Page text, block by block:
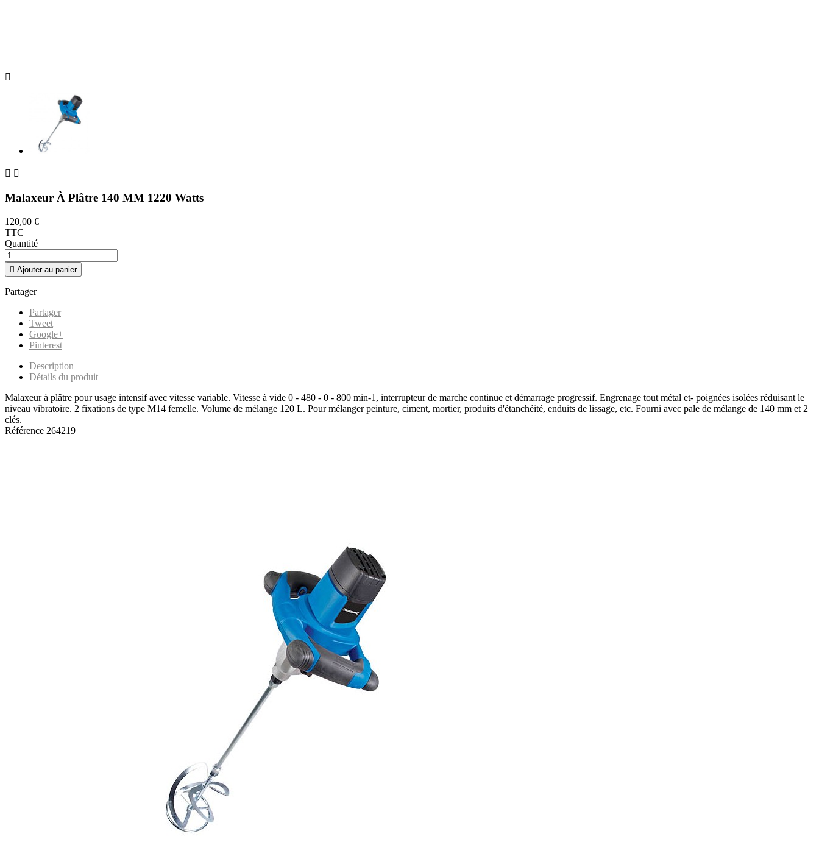

 
Malaxeur À Plâtre 140 MM 1220 Watts
120,00 €
TTC
Quantité
 Ajouter au panier
Partager
Partager
Tweet
Google+
Pinterest
Description
Détails du produit
Malaxeur à plâtre pour usage intensif avec vitesse variable. Vitesse à vide 0 - 480 - 0 - 800 min-1, interrupteur de marche continue et démarrage progressif. Engrenage tout métal et- poignées isolées réduisant le
niveau vibratoire. 2 fixations de type M14 femelle. Volume de mélange 120 L. Pour mélanger peinture, ciment, mortier, produits d'étanchéité, enduits de lissage, etc. Fourni avec pale de mélange de 140 mm et 2
clés.
Référence 264219